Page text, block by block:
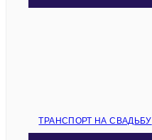
ТРАНСПОРТ НА СВАДЬБУ